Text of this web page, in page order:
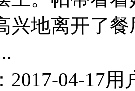
兴地离开了
2017-04-17用